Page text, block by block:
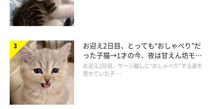
お迎え2日目、とっても“おしゃべり”だ
った子猫→1才の今、夜は甘えん坊モー
ドになるコに成長！
お迎え2日目、ケージ越しに“おしゃべり”する姿を
見せていた子 …